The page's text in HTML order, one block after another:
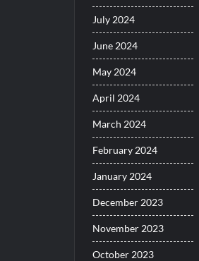
July 2024
June 2024
May 2024
April 2024
March 2024
February 2024
January 2024
December 2023
November 2023
October 2023